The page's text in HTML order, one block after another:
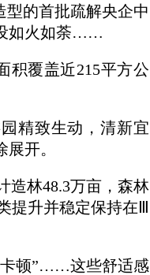
型的首批疏解央企中
如火如荼……
积覆盖近215平方公
精致生动，清新宜
开。
造林48.3万亩，森林
提升并稳定保持在Ⅲ
卡顿”……这些舒适感